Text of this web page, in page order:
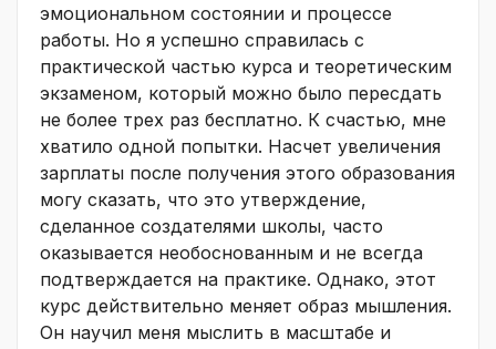
эмоциональном состоянии и процессе
работы. Но я успешно справилась с
практической частью курса и теоретическим
экзаменом, который можно было пересдать
не более трех раз бесплатно. К счастью, мне
хватило одной попытки. Насчет увеличения
зарплаты после получения этого образования
могу сказать, что это утверждение,
сделанное создателями школы, часто
оказывается необоснованным и не всегда
подтверждается на практике. Однако, этот
курс действительно меняет образ мышления.
Он научил меня мыслить в масштабе и